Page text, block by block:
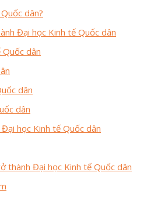
dân?
Đại học Kinh tế Quốc dân
dân
dân
dân
học Kinh tế Quốc dân
thành Đại học Kinh tế Quốc dân